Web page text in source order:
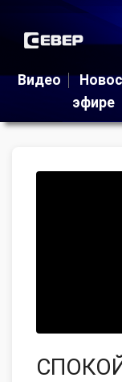
Видео
эфире